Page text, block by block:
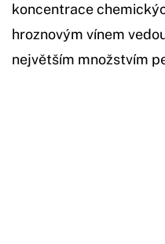
koncentrace
hroznovým vínem
největším množstvím